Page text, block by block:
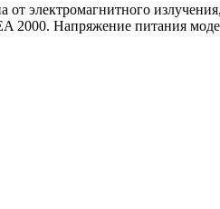
электромагнитного
2000. Напряжение питания